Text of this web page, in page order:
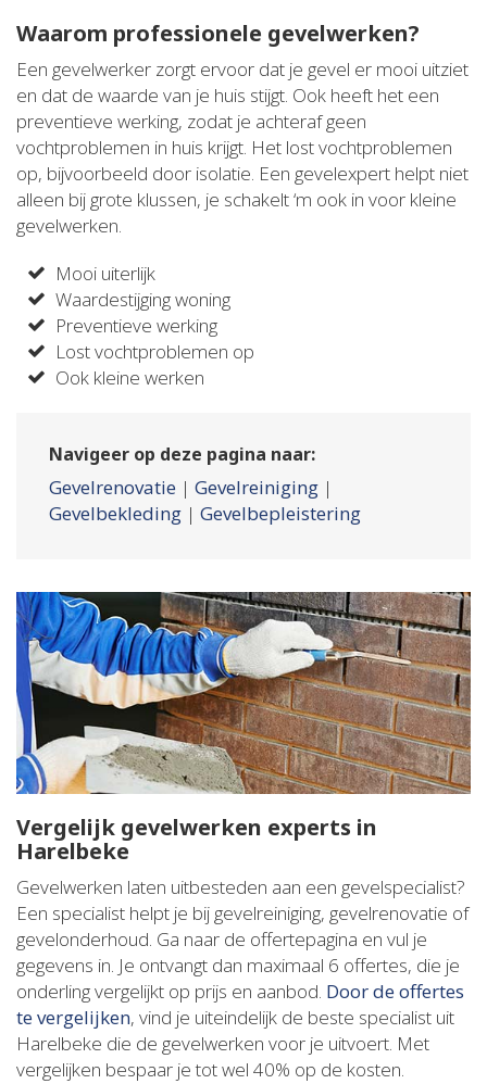
Waarom professionele gevelwerken?
Een gevelwerker zorgt ervoor dat je gevel er mooi uitziet
en dat de waarde van je huis stijgt. Ook heeft het een
preventieve werking, zodat je achteraf geen
vochtproblemen in huis krijgt. Het lost vochtproblemen
op, bijvoorbeeld door isolatie. Een gevelexpert helpt niet
alleen bij grote klussen, je schakelt ‘m ook in voor kleine
gevelwerken.
Mooi uiterlijk
Waardestijging woning
Preventieve werking
Lost vochtproblemen op
Ook kleine werken
Navigeer op deze pagina naar:
Gevelrenovatie | Gevelreiniging |
Gevelbekleding | Gevelbepleistering
Vergelijk gevelwerken experts in
Harelbeke
Gevelwerken laten uitbesteden aan een gevelspecialist?
Een specialist helpt je bij gevelreiniging, gevelrenovatie of
gevelonderhoud. Ga naar de offertepagina en vul je
gegevens in. Je ontvangt dan maximaal 6 offertes, die je
onderling vergelijkt op prijs en aanbod. Door de offertes
te vergelijken, vind je uiteindelijk de beste specialist uit
Harelbeke die de gevelwerken voor je uitvoert. Met
vergelijken bespaar je tot wel 40% op de kosten.